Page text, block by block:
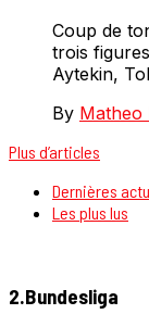
Coup de
trois
Aytekin,
By Matheo
Plus d’articles
Dernières
Les plus lus
2.Bundesliga